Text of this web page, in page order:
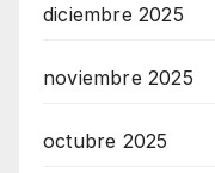
diciembre 2025
noviembre 2025
octubre 2025